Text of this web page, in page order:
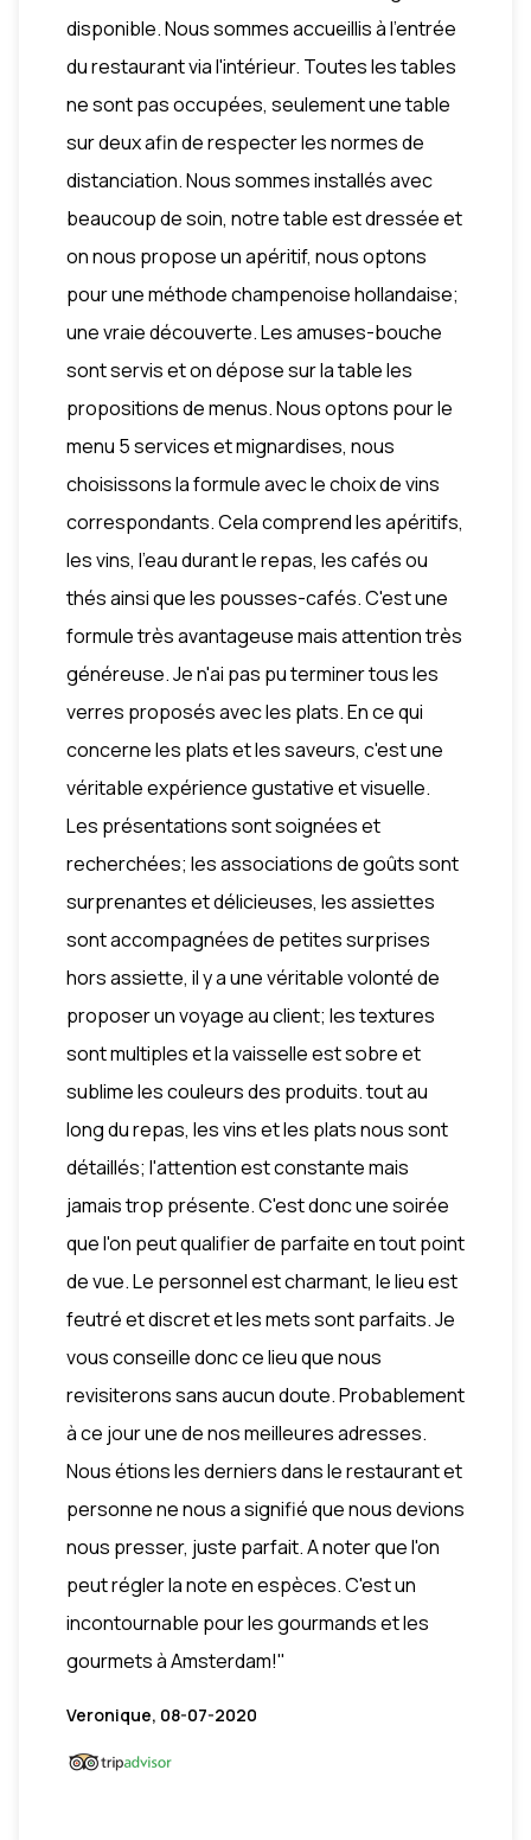
disponible. Nous sommes accueillis à l'entrée
du restaurant via l'intérieur. Toutes les tables
ne sont pas occupées, seulement une table
sur deux afin de respecter les normes de
distanciation. Nous sommes installés avec
beaucoup de soin, notre table est dressée et
on nous propose un apéritif, nous optons
pour une méthode champenoise hollandaise;
une vraie découverte. Les amuses-bouche
sont servis et on dépose sur la table les
propositions de menus. Nous optons pour le
menu 5 services et mignardises, nous
choisissons la formule avec le choix de vins
correspondants. Cela comprend les apéritifs,
les vins, l'eau durant le repas, les cafés ou
thés ainsi que les pousses-cafés. C'est une
formule très avantageuse mais attention très
généreuse. Je n'ai pas pu terminer tous les
verres proposés avec les plats. En ce qui
concerne les plats et les saveurs, c'est une
véritable expérience gustative et visuelle.
Les présentations sont soignées et
recherchées; les associations de goûts sont
surprenantes et délicieuses, les assiettes
sont accompagnées de petites surprises
hors assiette, il y a une véritable volonté de
proposer un voyage au client; les textures
sont multiples et la vaisselle est sobre et
sublime les couleurs des produits. tout au
long du repas, les vins et les plats nous sont
détaillés; l'attention est constante mais
jamais trop présente. C'est donc une soirée
que l'on peut qualifier de parfaite en tout point
de vue. Le personnel est charmant, le lieu est
feutré et discret et les mets sont parfaits. Je
vous conseille donc ce lieu que nous
revisiterons sans aucun doute. Probablement
à ce jour une de nos meilleures adresses.
Nous étions les derniers dans le restaurant et
personne ne nous a signifié que nous devions
nous presser, juste parfait. A noter que l'on
peut régler la note en espèces. C'est un
incontournable pour les gourmands et les
gourmets à Amsterdam!"
Veronique, 08-07-2020